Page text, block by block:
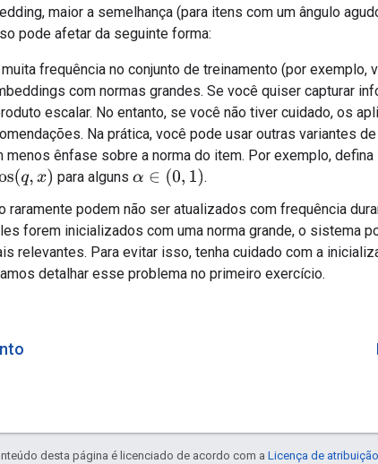
maior a semelhança (para itens com um ângulo
pode afetar da seguinte forma:
frequência no conjunto de treinamento (por exemplo,
com normas grandes. Se você quiser capturar
escalar. No entanto, se você não tiver cuidado, os
Na prática, você pode usar outras variantes
menos ênfase sobre a norma do item. Por exemplo, defina
para alguns α∈(0 ,1)
.
raramente podem não ser atualizados com frequência
forem inicializados com uma norma grande, o sistema
relevantes. Para evitar isso, tenha cuidado com a
detalhar esse problema no primeiro exercício.
desta página é licenciado de acordo com a Licença de